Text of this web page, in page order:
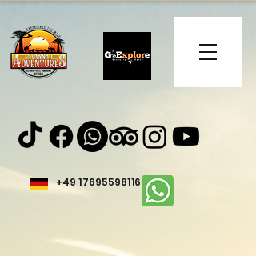
+49 17695598116